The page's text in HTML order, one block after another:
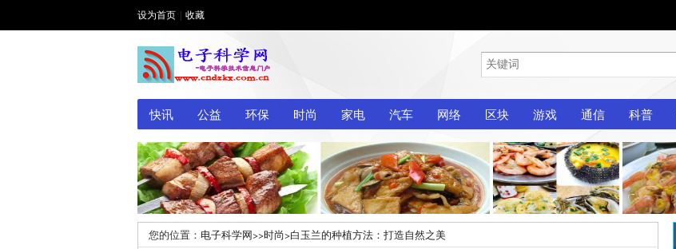
设为首页 收藏
快讯 公益 环保 时尚 家电 汽车 网络 区块 游戏 通信 科普
您的位置： 电子科学网>>时尚>白玉兰的种植方法：打造自然之美